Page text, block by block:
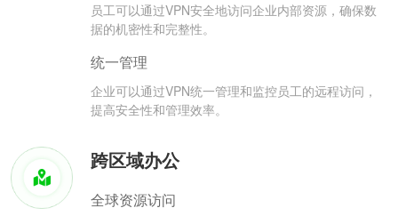
员工可以通过VPN安全地访问企业内部资源，确保数
据的机密性和完整性。
统一管理
企业可以通过VPN统一管理和监控员工的远程访问，
提高安全性和管理效率。
跨区域办公
全球资源访问